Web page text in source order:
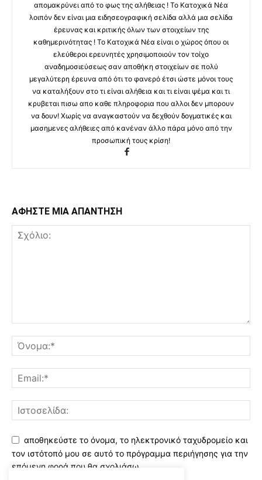
απομακρύνει από το φως της αλήθειας ! Το Κατοχικά Νέα
λοιπόν δεν είναι μια ειδησεογραφική σελίδα αλλά μια σελίδα
έρευνας και κριτικής όλων των στοιχείων της
καθημερινότητας ! Το Κατοχικά Νέα είναι ο χώρος όπου οι
ελεύθεροι ερευνητές χρησιμοποιούν τον τοίχο
αναδημοσιεύσεως σαν αποθήκη στοιχείων σε πολύ
μεγαλύτερη έρευνα από ότι το φανερό έτσι ώστε μόνοι τους
να καταλήξουν στο τι είναι αλήθεια και τι είναι ψέμα και τι
κρυβεται πισω απο καθε πληροφορια που αλλοι δεν μπορουν
να δουν! Χωρίς να αναγκαστούν να δεχθούν δογματικές και
μασημενες αλήθειες από κανέναν άλλο πάρα μόνο από την
προσωπική τους κρίση!
ΑΦΗΣΤΕ ΜΙΑ ΑΠΑΝΤΗΣΗ
αποθηκεύστε το όνομα, το ηλεκτρονικό ταχυδρομείο και
τον ιστότοπό μου σε αυτό το πρόγραμμα περιήγησης για την
επόμενη φορά που θα σχολιάσω.